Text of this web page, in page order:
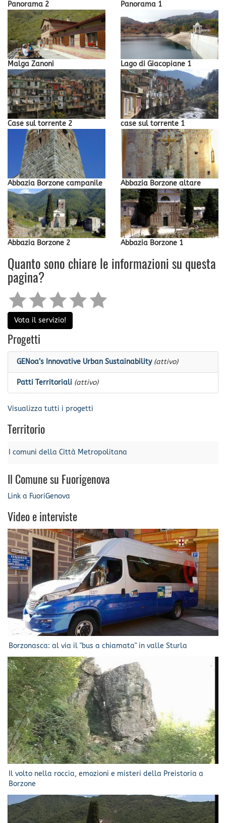
Panorama 2 Panorama 1
Malga Zanoni Lago di Giacopiane 1
Case sul torrente 2 case sul torrente 1
Abbazia Borzone campanile Abbazia Borzone altare
Abbazia Borzone 2 Abbazia Borzone 1
Quanto sono chiare le informazioni su questa
pagina?
Vota il servizio!
Progetti
GENoa’s Innovative Urban Sustainability (attivo)
Patti Territoriali (attivo)
Visualizza tutti i progetti
Territorio
I comuni della Città Metropolitana
Il Comune su Fuorigenova
Link a FuoriGenova
Video e interviste
Borzonasca: al via il "bus a chiamata" in valle Sturla
Il volto nella roccia, emozioni e misteri della Preistoria a
Borzone